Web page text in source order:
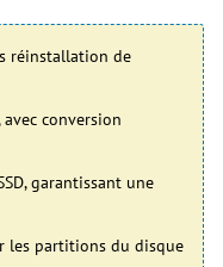
réinstallation de
avec conversion
garantissant une
les partitions du disque